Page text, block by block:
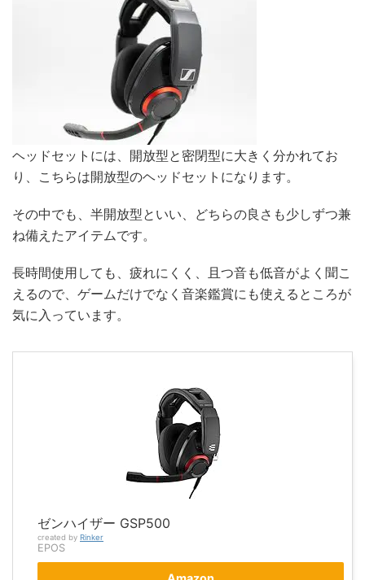
ヘッドセットには、開放型と密閉型に大きく分かれてお
り、こちらは開放型のヘッドセットになります。
その中でも、半開放型といい、どちらの良さも少しずつ兼
ね備えたアイテムです。
長時間使用しても、疲れにくく、且つ音も低音がよく聞こ
えるので、ゲームだけでなく音楽鑑賞にも使えるところが
気に入っています。
ゼンハイザー GSP500
created by Rinker
EPOS